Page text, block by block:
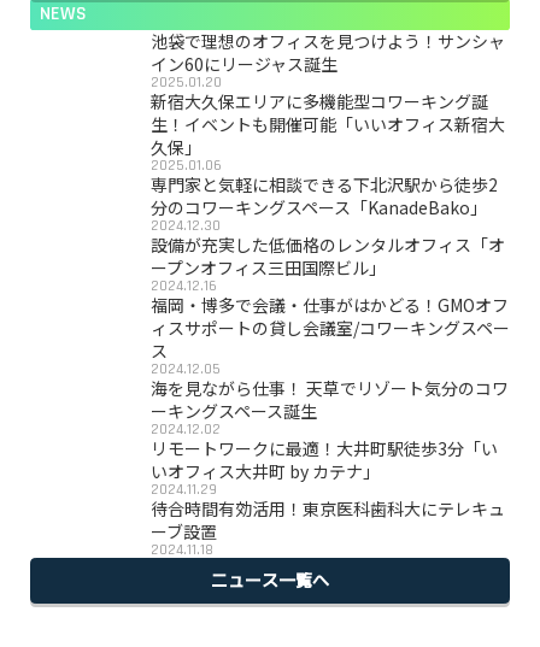
NEWS
池袋で理想のオフィスを見つけよう！サンシャ
イン60にリージャス誕生
2025.01.20
新宿大久保エリアに多機能型コワーキング誕
生！イベントも開催可能「いいオフィス新宿大
久保」
2025.01.06
専門家と気軽に相談できる下北沢駅から徒歩2
分のコワーキングスペース「KanadeBako」
2024.12.30
設備が充実した低価格のレンタルオフィス「オ
ープンオフィス三田国際ビル」
2024.12.16
福岡・博多で会議・仕事がはかどる！GMOオフ
ィスサポートの貸し会議室/コワーキングスペー
ス
2024.12.05
海を見ながら仕事！ 天草でリゾート気分のコワ
ーキングスペース誕生
2024.12.02
リモートワークに最適！大井町駅徒歩3分「い
いオフィス大井町 by カテナ」
2024.11.29
待合時間有効活用！東京医科歯科大にテレキュ
ーブ設置
2024.11.18
ニュース一覧へ